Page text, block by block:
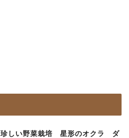
珍しい野菜栽培 星形のオクラ ダ